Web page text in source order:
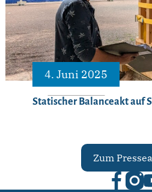
4. Juni 2025
Statischer Balanceakt auf
Zum